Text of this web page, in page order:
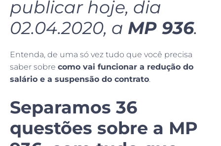
publicar hoje, dia
02.04.2020, a MP 936.
Entenda, de uma só vez tudo que você precisa
saber sobre como vai funcionar a redução do
salário e a suspensão do contrato.
Separamos 36
questões sobre a MP